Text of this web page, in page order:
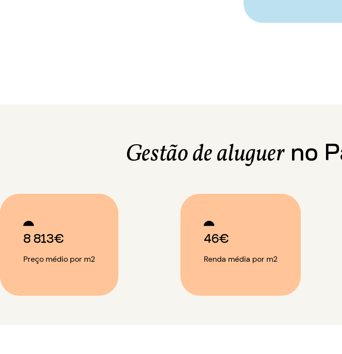
Gestão de aluguerno
8 813€
Preço médio por m2
46€
Renda média por m2